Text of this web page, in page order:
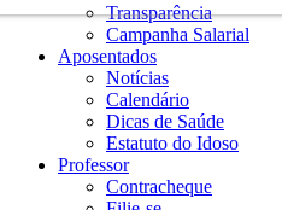
Transparência
Campanha Salarial
Aposentados
Notícias
Calendário
Dicas de Saúde
Estatuto do Idoso
Professor
Contracheque